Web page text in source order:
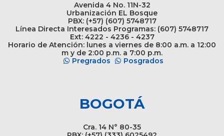
Avenida 4 No. 11N-32
Urbanización EL Bosque
PBX: (+57) (607) 5748717
Línea Directa Interesados Programas: (607) 5748717
Ext: 4222 - 4236 - 4237
Horario de Atención: lunes a viernes de 8:00 a.m. a 12:00
m y de 2:00 p.m. a 7:00 p.m.
Pregrados
Posgrados
BOGOTÁ
Cra. 14 N° 80-35